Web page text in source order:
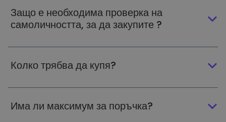
Защо е необходима проверка на
самоличността, за да закупите ?
Колко трябва да купя?
Има ли максимум за поръчка?